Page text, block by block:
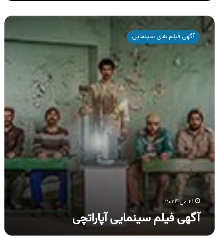
آگهی
فیلم
سینمایی
آپاراتچی
آگهی فیلم های سینمایی
۲۱ می ۲۰۲۴
آگهی فیلم سینمایی آپاراتچی